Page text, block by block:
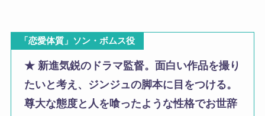
「恋愛体質」ソン・ボムス役
★ 新進気鋭のドラマ監督。面白い作品を撮り
たいと考え、ジンジュの脚本に目をつける。
尊大な態度と人を喰ったような性格でお世辞